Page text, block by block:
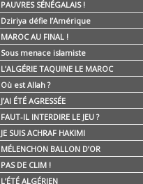
PAUVRES SÉNÉGALAIS !
Dziriya défie l’Amérique
MAROC AU FINAL !
Sous menace islamiste
L’ALGÉRIE TAQUINE LE MAROC
Où est Allah ?
J’AI ÉTÉ AGRESSÉE
FAUT-IL INTERDIRE LE JEU ?
JE SUIS ACHRAF HAKIMI
MÉLENCHON BALLON D’OR
PAS DE CLIM !
L’ÉTÉ ALGÉRIEN